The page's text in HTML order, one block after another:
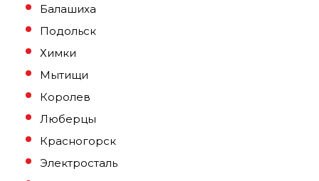
Балашиха
Подольск
Химки
Мытищи
Королев
Люберцы
Красногорск
Электросталь